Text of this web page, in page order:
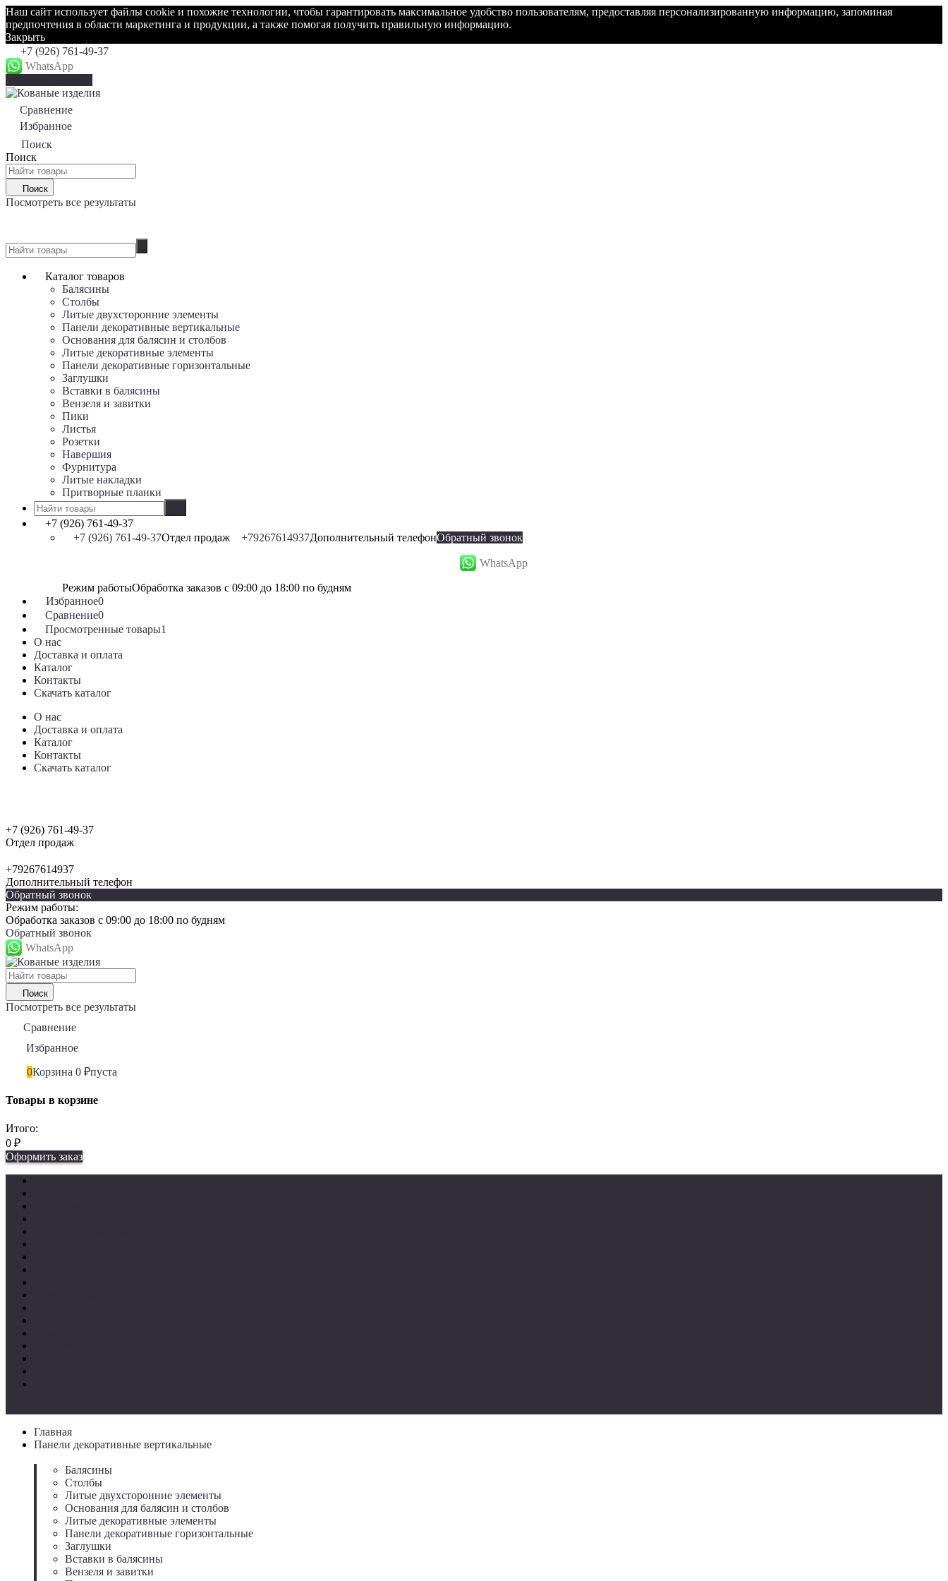
Наш сайт использует файлы cookie и похожие технологии, чтобы гарантировать максимальное удобство пользователям, предоставляя персонализированную информацию, запоминая
предпочтения в области маркетинга и продукции, а также помогая получить правильную информацию.
Закрыть
+7 (926) 761-49-37
WhatsApp
Сравнение
Избранное
Поиск
Поиск
Поиск
Посмотреть все результаты
Каталог товаров
Балясины
Столбы
Литые двухсторонние элементы
Панели декоративные вертикальные
Основания для балясин и столбов
Литые декоративные элементы
Панели декоративные горизонтальные
Заглушки
Вставки в балясины
Вензеля и завитки
Пики
Листья
Розетки
Навершия
Фурнитура
Литые накладки
Притворные планки
+7 (926) 761-49-37
+7 (926) 761-49-37Отдел продаж +79267614937Дополнительный телефонОбратный звонок
WhatsApp
Режим работыОбработка заказов с 09:00 до 18:00 по будням
Избранное0
Сравнение0
Просмотренные товары1
О нас
Доставка и оплата
Каталог
Контакты
Скачать каталог
О нас
Доставка и оплата
Каталог
Контакты
Скачать каталог
+7 (926) 761-49-37
Отдел продаж
+79267614937
Дополнительный телефон
Обратный звонок
Режим работы:
Обработка заказов с 09:00 до 18:00 по будням
Обратный звонок
WhatsApp
Поиск
Посмотреть все результаты
Сравнение
Избранное
0Корзина 0 ₽пуста
Товары в корзине
Итого:
0 ₽
Оформить заказ
Главная
Панели декоративные вертикальные
Балясины
Столбы
Литые двухсторонние элементы
Основания для балясин и столбов
Литые декоративные элементы
Панели декоративные горизонтальные
Заглушки
Вставки в балясины
Вензеля и завитки